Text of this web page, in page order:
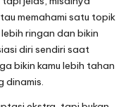
memahami satu topik
ringan dan bikin
diri sendiri saat
bikin kamu lebih tahan
dinamis.